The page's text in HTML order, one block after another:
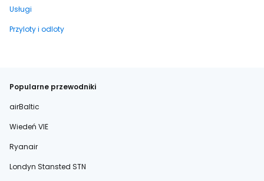
Usługi
Przyloty i odloty
Popularne przewodniki
airBaltic
Wiedeń VIE
Ryanair
Londyn Stansted STN